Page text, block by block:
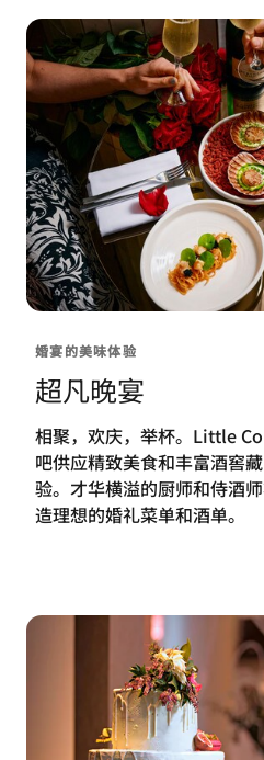
婚宴的美味体验
超凡晚宴
相聚，欢庆，举杯。Little
吧供应精致美食和丰富酒窖
验。才华横溢的厨师和侍酒
造理想的婚礼菜单和酒单。